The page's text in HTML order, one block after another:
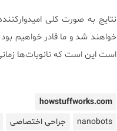
است این است که نانوبات‌ها
howstuffworks.com
nanobots
جراحی اختصاصی